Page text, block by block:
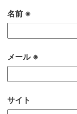
名前 ※
メール ※
サイト